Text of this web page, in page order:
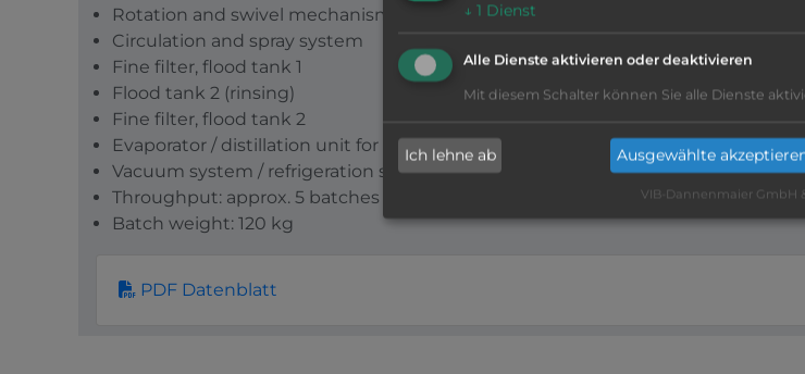
↓ 1 Dienst
Alle Dienste aktivieren oder deaktivieren
Mit diesem Schalter können Sie alle Dienste
Ich lehne ab Ausgewählte
VIB-Dannenmaier GmbH
Rotation and swivel mechanism
Circulation and spray system
Fine filter, flood tank 1
Flood tank 2 (rinsing)
Fine filter, flood tank 2
Evaporator / distillation unit for bath treatment
Vacuum system / refrigeration system
Throughput: approx. 5 batches / hour
Batch weight: 120 kg
PDF Datenblatt